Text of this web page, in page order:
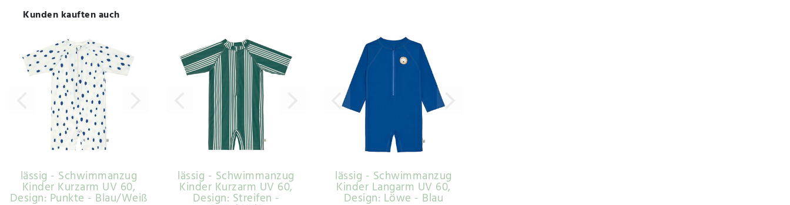
Kunden kauften auch
lässig - Schwimmanzug
Kinder Kurzarm UV 60,
Design: Punkte - Blau/Weiß
lässig - Schwimmanzug
Kinder Kurzarm UV 60,
Design: Streifen -
lässig - Schwimmanzug
Kinder Langarm UV 60,
Design: Löwe - Blau